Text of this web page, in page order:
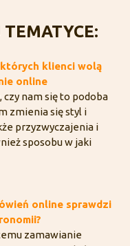
klienci wolą
online
czy nam się to podoba
zmienia się styl i
przyzwyczajenia i
sposobu w jaki
online sprawdzi
zamawianie